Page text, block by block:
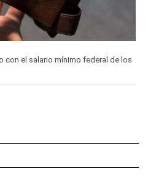
con el salario mínimo federal de los